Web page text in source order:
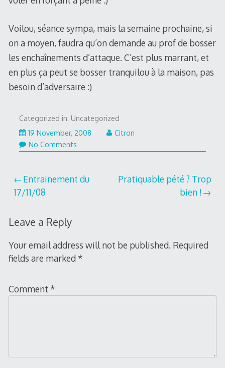
Voilou, séance sympa, mais la semaine prochaine, si
on a moyen, faudra qu’on demande au prof de bosser
les enchaînements d’attaque. C’est plus marrant, et
en plus ça peut se bosser tranquilou à la maison, pas
besoin d’adversaire :)
Categorized in: Uncategorized
19 November, 2008
Citron
No Comments
Post
navigation
Entrainement du
17/11/08
Pratiquable pété ? Trop
bien !
Leave a Reply
Your email address will not be published. Required
fields are marked *
Comment *